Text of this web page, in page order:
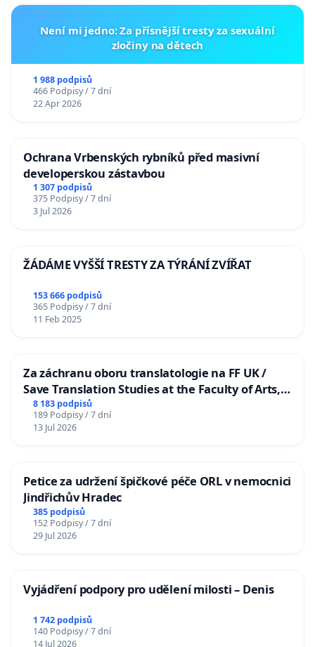
Není mi jedno: Za přísnější tresty za sexuální
zločiny na dětech
1 988 podpisů
466 Podpisy / 7 dní
22 Apr 2026
Ochrana Vrbenských rybníků před masivní
developerskou zástavbou
1 307 podpisů
375 Podpisy / 7 dní
3 Jul 2026
ŽÁDÁME VYŠŠÍ TRESTY ZA TÝRÁNÍ ZVÍŘAT
153 666 podpisů
365 Podpisy / 7 dní
11 Feb 2025
Za záchranu oboru translatologie na FF UK /
Save Translation Studies at the Faculty of Arts,
Charles University
8 183 podpisů
189 Podpisy / 7 dní
13 Jul 2026
Petice za udržení špičkové péče ORL v nemocnici
Jindřichův Hradec
385 podpisů
152 Podpisy / 7 dní
29 Jul 2026
Vyjádření podpory pro udělení milosti – Denis
1 742 podpisů
140 Podpisy / 7 dní
14 Jul 2026